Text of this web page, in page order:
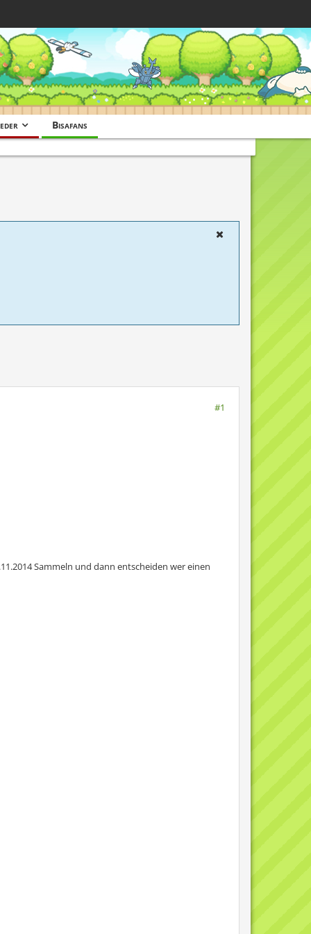
Bisafans
#1
Sammeln und dann entscheiden wer einen